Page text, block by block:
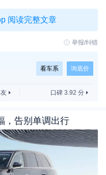
不同车型会具有倒车影
阅读完整文章
举报/纠错
看车系 询底价
口碑 3.92 分
，告别单调出行